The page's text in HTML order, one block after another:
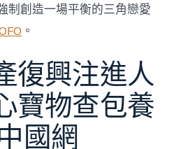
制創造一場平衡的三角戀愛
。
復興注進人
寶物查包養
國網